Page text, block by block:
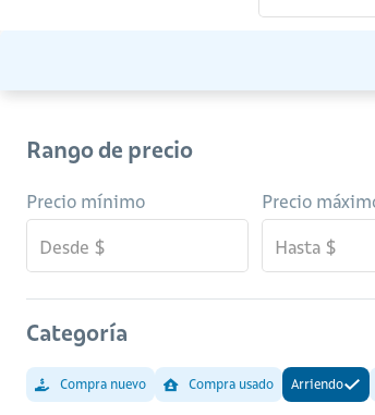
Rango de precio
Precio mínimo Precio
Categoría
Compra nuevo Compra usado Arriendo